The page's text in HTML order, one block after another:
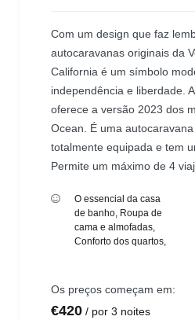
Com um design que faz
autocaravanas originais da
California é um símbolo
independência e liberdade.
oferece a versão 2023 dos
Ocean. É uma
totalmente equipada e tem
Permite um máximo de 4
O essencial da casa
de banho, Roupa de
cama e almofadas,
Conforto dos quartos,
Os preços começam em:
€420 por 3 noites